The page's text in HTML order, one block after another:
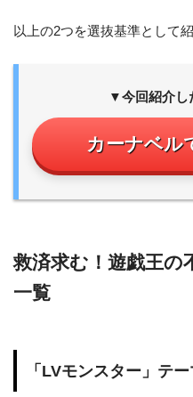
以上の2つを選抜基準として
▼今回紹介し
カーナベル
救済求む！遊戯王の
一覧
「LVモンスター」テー